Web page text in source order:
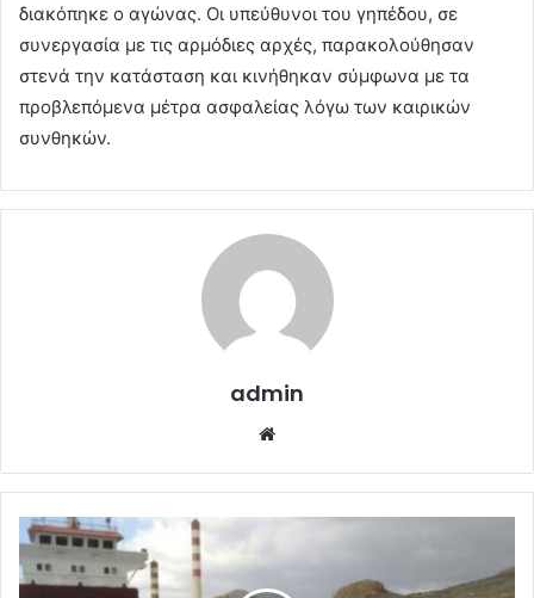
διακόπηκε ο αγώνας. Οι υπεύθυνοι του γηπέδου, σε
συνεργασία με τις αρμόδιες αρχές, παρακολούθησαν
στενά την κατάσταση και κινήθηκαν σύμφωνα με τα
προβλεπόμενα μέτρα ασφαλείας λόγω των καιρικών
συνθηκών.
admin